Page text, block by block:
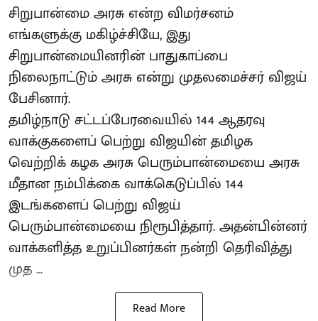
சிறுபான்மை அரசு என்ற விமர்சனம்
எங்களுக்கு மகிழ்ச்சியே, இது
சிறுபான்மையினரின் பாதுகாப்பை
நிலைநாட்டும் அரசு என்று முதலமைச்சர் விஜய்
பேசினார்.
தமிழ்நாடு சட்டப்பேரவையில் 144 ஆதரவு
வாக்குகளைப் பெற்று விஜயின் தமிழக
வெற்றிக் கழக அரசு பெரும்பான்மையை அரசு
மீதான நம்பிக்கை வாக்கெடுப்பில் 144
இடங்களைப் பெற்று விஜய்
பெரும்பான்மையை நிரூபித்தார். அதன்பின்னர்
வாக்களித்த உறுப்பினர்கள் நன்றி தெரிவித்து
முத ...
Read More